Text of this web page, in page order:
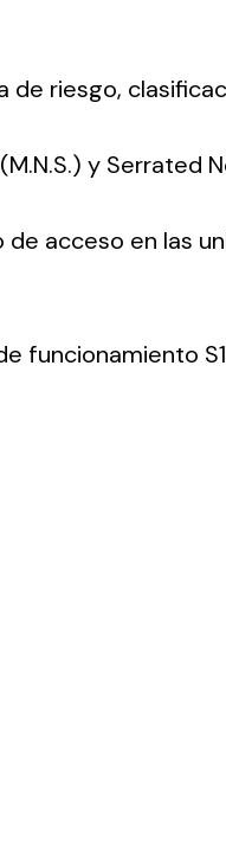
de riesgo,
y Serrated
acceso en las
funcionamiento